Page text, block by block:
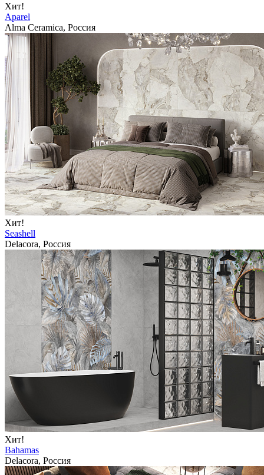
Хит!
Aparel
Alma Ceramica, Россия
Хит!
Seashell
Delacora, Россия
Хит!
Bahamas
Delacora, Россия